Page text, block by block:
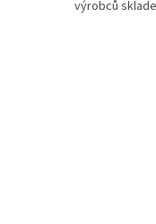
výrobců